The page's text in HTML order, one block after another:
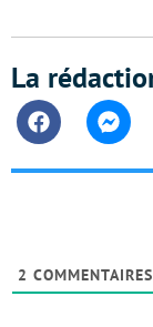
La
Facebook
2 COMMENTAIRES